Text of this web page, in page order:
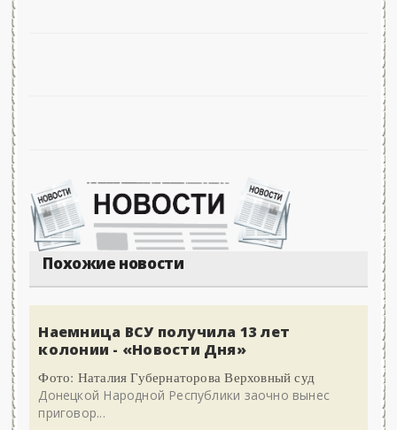
Похожие новости
Наемница ВСУ получила 13 лет
колонии - «Новости Дня»
Фото: Наталия Губернаторова Верховный суд
Донецкой Народной Республики заочно вынес
приговор...